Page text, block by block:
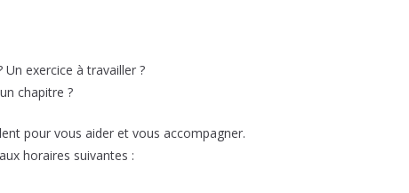
exercice à travailler ?
chapitre ?
pour vous aider et vous accompagner.
horaires suivantes :